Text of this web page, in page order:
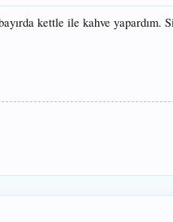
kettle ile kahve yapardım.